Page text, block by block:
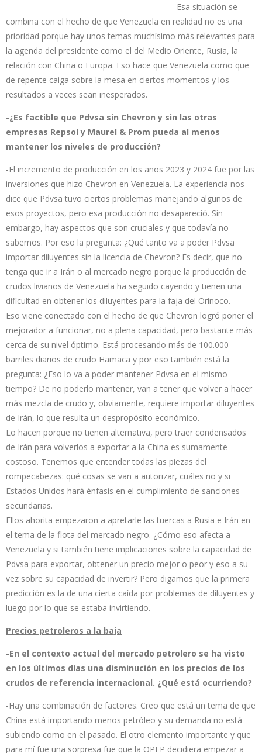
Esa situación se
combina con el hecho de que Venezuela en realidad no es una
prioridad porque hay unos temas muchísimo más relevantes para
la agenda del presidente como el del Medio Oriente, Rusia, la
relación con China o Europa. Eso hace que Venezuela como que
de repente caiga sobre la mesa en ciertos momentos y los
resultados a veces sean inesperados.
-¿Es factible que Pdvsa sin Chevron y sin las otras
empresas Repsol y Maurel & Prom pueda al menos
mantener los niveles de producción?
-El incremento de producción en los años 2023 y 2024 fue por las
inversiones que hizo Chevron en Venezuela. La experiencia nos
dice que Pdvsa tuvo ciertos problemas manejando algunos de
esos proyectos, pero esa producción no desapareció. Sin
embargo, hay aspectos que son cruciales y que todavía no
sabemos. Por eso la pregunta: ¿Qué tanto va a poder Pdvsa
importar diluyentes sin la licencia de Chevron? Es decir, que no
tenga que ir a Irán o al mercado negro porque la producción de
crudos livianos de Venezuela ha seguido cayendo y tienen una
dificultad en obtener los diluyentes para la faja del Orinoco.
Eso viene conectado con el hecho de que Chevron logró poner el
mejorador a funcionar, no a plena capacidad, pero bastante más
cerca de su nivel óptimo. Está procesando más de 100.000
barriles diarios de crudo Hamaca y por eso también está la
pregunta: ¿Eso lo va a poder mantener Pdvsa en el mismo
tiempo? De no poderlo mantener, van a tener que volver a hacer
más mezcla de crudo y, obviamente, requiere importar diluyentes
de Irán, lo que resulta un despropósito económico.
Lo hacen porque no tienen alternativa, pero traer condensados
de Irán para volverlos a exportar a la China es sumamente
costoso. Tenemos que entender todas las piezas del
rompecabezas: qué cosas se van a autorizar, cuáles no y si
Estados Unidos hará énfasis en el cumplimiento de sanciones
secundarias.
Ellos ahorita empezaron a apretarle las tuercas a Rusia e Irán en
el tema de la flota del mercado negro. ¿Cómo eso afecta a
Venezuela y si también tiene implicaciones sobre la capacidad de
Pdvsa para exportar, obtener un precio mejor o peor y eso a su
vez sobre su capacidad de invertir? Pero digamos que la primera
predicción es la de una cierta caída por problemas de diluyentes y
luego por lo que se estaba invirtiendo.
Precios petroleros a la baja
-En el contexto actual del mercado petrolero se ha visto
en los últimos días una disminución en los precios de los
crudos de referencia internacional. ¿Qué está ocurriendo?
-Hay una combinación de factores. Creo que está un tema de que
China está importando menos petróleo y su demanda no está
subiendo como en el pasado. El otro elemento importante y que
para mí fue una sorpresa fue que la OPEP decidiera empezar a